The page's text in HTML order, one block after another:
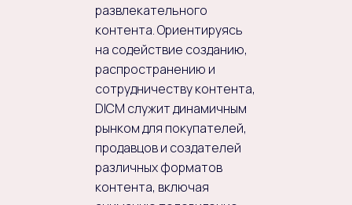
развлекательного
контента. Ориентируясь
на содействие созданию,
распространению и
сотрудничеству контента,
DICM служит динамичным
рынком для покупателей,
продавцов и создателей
различных форматов
контента, включая